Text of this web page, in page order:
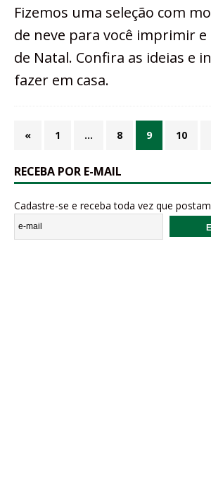
Fizemos uma seleção com
de neve para você imprimir
de Natal. Confira as ideias e
fazer em casa.
« 1 … 8 9 10
RECEBA POR E-MAIL
Cadastre-se e receba toda vez que